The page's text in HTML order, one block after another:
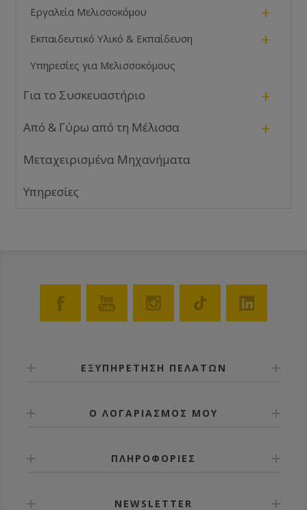
Εργαλεία Μελισσοκόμου +
Εκπαιδευτικό Υλικό & Εκπαίδευση +
Υπηρεσίες για Μελισσοκόμους
Για το Συσκευαστήριο +
Από & Γύρω από τη Μέλισσα +
Μεταχειρισμένα Μηχανήματα
Υπηρεσίες
ΕΞΥΠΗΡΕΤΗΣΗ ΠΕΛΑΤΩΝ
Ο ΛΟΓΑΡΙΑΣΜΟΣ ΜΟΥ
ΠΛΗΡΟΦΟΡΙΕΣ
NEWSLETTER